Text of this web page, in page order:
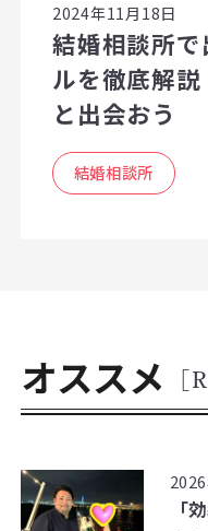
2024年11月18日
結婚相談所
ルを徹底解
と出会おう
結婚相談所
オススメ
「